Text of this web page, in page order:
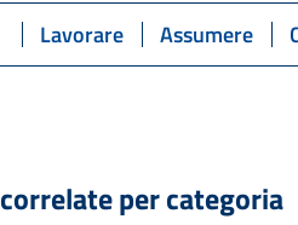
Lavorare Assumere
per categoria